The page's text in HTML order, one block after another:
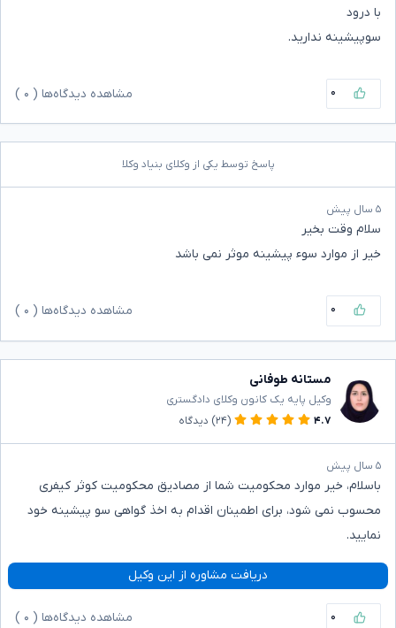
با درود
سوپیشینه ندارید.
۰ مشاهده دیدگاه‌ها ( ۰
پاسخ توسط یکی از وکلای بنیاد وکلا
۵ سال پیش
سلام وقت بخیر
خیر از موارد سوء پیشینه موثر نمی باشد
۰ مشاهده دیدگاه‌ها ( ۰
مستانه طوفانی
وکیل پایه یک کانون وکلای دادگستری
۴.۷
(۲۴) دیدگاه
۵ سال پیش
باسلام، خیر موارد محکومیت شما از مصادیق محکومیت کوثر کیفری
محسوب نمی شود، برای اطمینان اقدام به اخذ گواهی سو پیشینه خود
نمایید.
دریافت مشاوره از این وکیل
۰ مشاهده دیدگاه‌ها ( ۰